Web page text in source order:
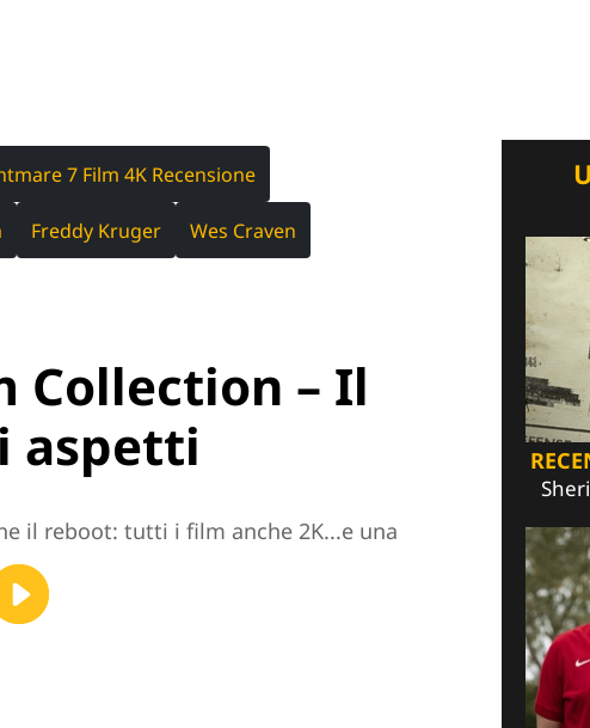
7 Film 4K Recensione
Freddy Kruger Wes Craven
Collection – Il
aspetti
il reboot: tutti i film anche 2K...e una